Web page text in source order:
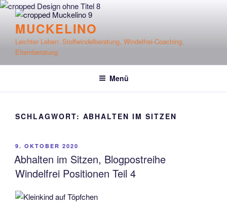
Zum
Inhalt
springenMUCKELINO
Leichter Leben: Stoffwindelberatung, Windelfrei-Coaching,
Elternberatung
Menü
SCHLAGWORT: ABHALTEN IM SITZEN
VERÖFFENTLICHT
AM
9. OKTOBER 2020
Abhalten im Sitzen, Blogpostreihe
Windelfrei Positionen Teil 4